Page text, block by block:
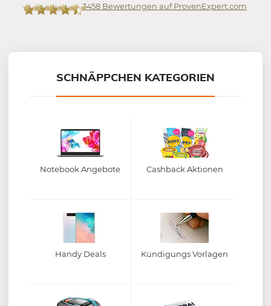
3458Bewertungen auf ProvenExpert.com
SCHNÄPPCHEN KATEGORIEN
Notebook Angebote Cashback Aktionen
Handy Deals Kündigungs Vorlagen